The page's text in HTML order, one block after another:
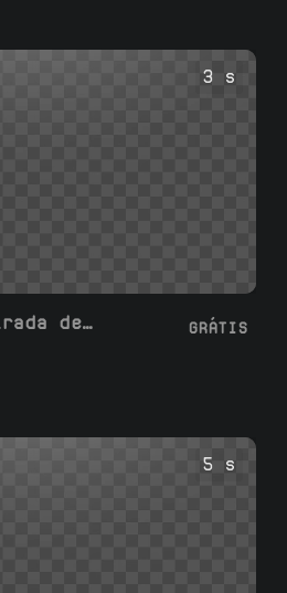
3 s
Animação de Virada de Imagem/Foto GRÁTIS
5 s